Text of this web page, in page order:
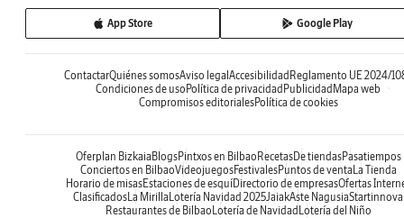
App Store Google Play
ContactarQuiénes somosAviso legal Accesibilidad Reglamento UE 2024/
Condiciones de uso Política de privacidad Publicidad Mapa web
Compromisos editorialesPolítica de cookies
Oferplan Bizkaia BlogsPintxos en Bilbao RecetasDe tiendasPasatiempos
Conciertos en BilbaoVideojuegosFestivalesPuntos de venta La Tienda
Horario de misasEstaciones de esquíDirectorio de empresasOfertas
Clasificados La Mirilla Lotería Navidad 2025JaiakAste NagusiaStartinnova
Restaurantes de Bilbao Lotería de Navidad Lotería del Niño